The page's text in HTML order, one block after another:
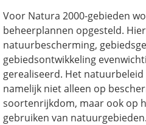
Voor Natura 2000-gebieden
beheerplannen opgesteld.
natuurbescherming,
gebiedsontwikkeling
gerealiseerd. Het
namelijk niet alleen op
soortenrijkdom, maar ook op
gebruiken van natuurgebieden.